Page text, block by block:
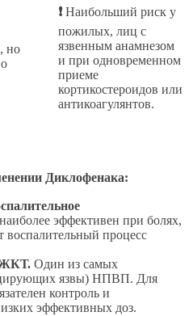
но
❗Наибольший риск у
пожилых, лиц с
язвенным анамнезом
и при одновременном
приеме
кортикостероидов или
антикоагулянтов.
Диклофенака:
эффективен при болях,
воспалительный процесс
ЖКТ. Один из самых
язвы) НПВП. Для
контроль и
эффективных доз.